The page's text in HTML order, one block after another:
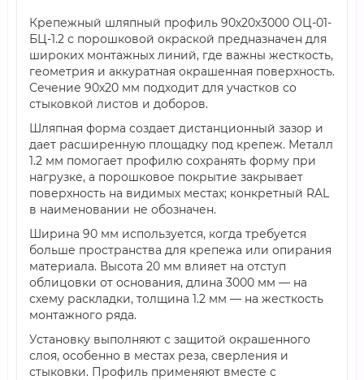
Крепежный шляпный профиль 90х20х3000 ОЦ-01-
БЦ-1.2 с порошковой окраской предназначен для
широких монтажных линий, где важны жесткость,
геометрия и аккуратная окрашенная поверхность.
Сечение 90х20 мм подходит для участков со
стыковкой листов и доборов.
Шляпная форма создает дистанционный зазор и
дает расширенную площадку под крепеж. Металл
1.2 мм помогает профилю сохранять форму при
нагрузке, а порошковое покрытие закрывает
поверхность на видимых местах; конкретный RAL
в наименовании не обозначен.
Ширина 90 мм используется, когда требуется
больше пространства для крепежа или опирания
материала. Высота 20 мм влияет на отступ
облицовки от основания, длина 3000 мм — на
схему раскладки, толщина 1.2 мм — на жесткость
монтажного ряда.
Установку выполняют с защитой окрашенного
слоя, особенно в местах реза, сверления и
стыковки. Профиль применяют вместе с